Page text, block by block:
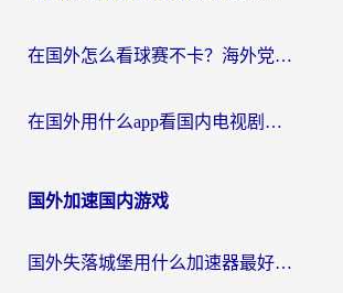
在国外怎么看球赛不卡？海外党专属体育直播自由指南
在国外用什么app看国内电视剧？3步解决版权限制+卡顿难题
国外加速国内游戏
国外失落城堡用什么加速器最好？一份来自老玩家的真实指南